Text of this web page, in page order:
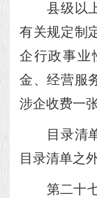
县级以上
有关规定制
企行政事业
金、经营服
涉企收费一
目录清单
目录清单之
第二十